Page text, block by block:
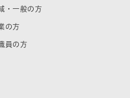
・一般の方
の方
員の方